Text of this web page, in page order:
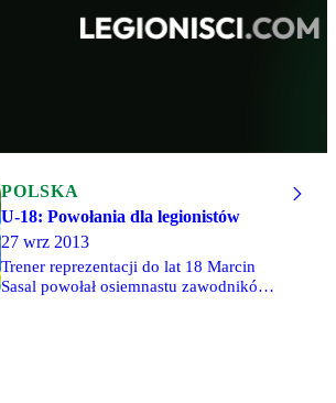
POLSKA
U-18: Powołania dla legionistów
27 wrz 2013
Trener reprezentacji do lat 18 Marcin
Sasal powołał osiemnastu zawodników